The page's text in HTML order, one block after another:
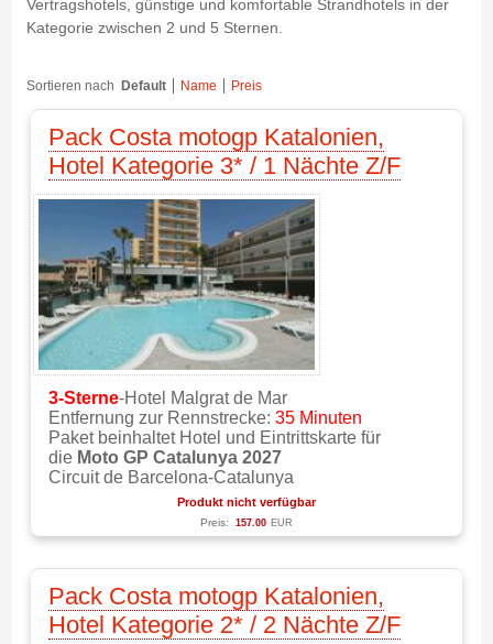
Vertragshotels, günstige und komfortable Strandhotels in der
Kategorie zwischen 2 und 5 Sternen.
Sortieren nach Default Name Preis
Pack Costa motogp Katalonien,
Hotel Kategorie 3* / 1 Nächte Z/F
3-Sterne-Hotel Malgrat de Mar
Entfernung zur Rennstrecke: 35 Minuten
Paket beinhaltet Hotel und Eintrittskarte für
die Moto GP Catalunya 2027
Circuit de Barcelona-Catalunya
Produkt nicht verfügbar
Preis: 157.00 EUR
Pack Costa motogp Katalonien,
Hotel Kategorie 2* / 2 Nächte Z/F